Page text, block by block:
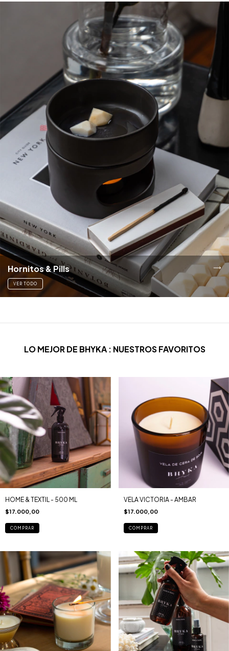
Hornitos & Pills
VER TODO
LO MEJOR DE BHYKA : NUESTROS FAVORITOS
HOME & TEXTIL - 500 ML
$17.000,00
COMPRAR
VELA VICTORIA - AMBAR
$17.000,00
COMPRAR